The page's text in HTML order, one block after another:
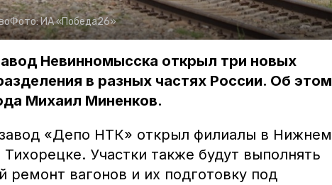
Фото:ИА «Победа26»
Невинномысска открыл три новых
в разных частях России. Об этом
Михаил Миненков.
«Депо НТК» открыл филиалы в Нижнем
Участки также будут выполнять
ремонт вагонов и их подготовку под